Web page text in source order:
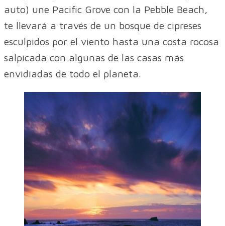
auto) une Pacific Grove con la Pebble Beach,
te llevará a través de un bosque de cipreses
esculpidos por el viento hasta una costa rocosa
salpicada con algunas de las casas más
envidiadas de todo el planeta.